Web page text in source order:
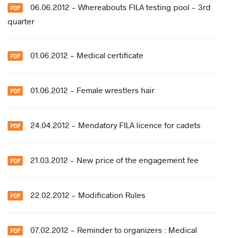
06.06.2012 - Whereabouts FILA testing pool - 3rd
quarter
01.06.2012 - Medical certificate
01.06.2012 - Female wrestlers hair
24.04.2012 - Mendatory FILA licence for cadets
21.03.2012 - New price of the engagement fee
22.02.2012 - Modification Rules
07.02.2012 - Reminder to organizers : Medical